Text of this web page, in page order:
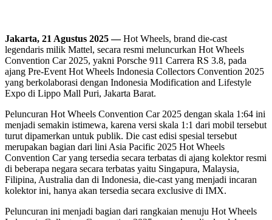
Jakarta, 21 Agustus 2025 —Hot Wheels, brand die-cast
legendaris milik Mattel, secara resmi meluncurkan Hot Wheels
Convention Car 2025, yakni Porsche 911 Carrera RS 3.8, pada
ajang Pre-Event Hot Wheels Indonesia Collectors Convention 2025
yang berkolaborasi dengan Indonesia Modification and Lifestyle
Expo di Lippo Mall Puri, Jakarta Barat.
Peluncuran Hot Wheels Convention Car 2025 dengan skala 1:64 ini
menjadi semakin istimewa, karena versi skala 1:1 dari mobil tersebut
turut dipamerkan untuk publik. Die cast edisi spesial tersebut
merupakan bagian dari lini Asia Pacific 2025 Hot Wheels
Convention Car yang tersedia secara terbatas di ajang kolektor resmi
di beberapa negara secara terbatas yaitu Singapura, Malaysia,
Filipina, Australia dan di Indonesia, die-cast yang menjadi incaran
kolektor ini, hanya akan tersedia secara exclusive di IMX.
Peluncuran ini menjadi bagian dari rangkaian menuju Hot Wheels